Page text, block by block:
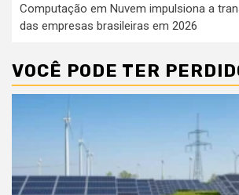
Computação em Nuvem impulsiona a
das empresas brasileiras em 2026
VOCÊ PODE TER